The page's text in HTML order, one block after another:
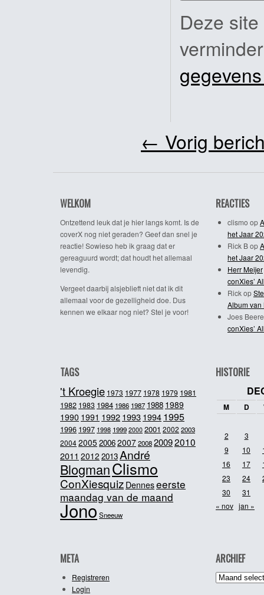
Deze
← Vorig
WELKOM
Ontzettend leuk dat je hier langs komt. Is de
coverX nog niet geraden? Geef dan snel je
reactie! Sowieso heb ik graag dat er
gereaguurd wordt; dat houdt het allemaal
levendig.
Vergeet daarbij alsjeblieft niet dat ik dit
allemaal voor de gezelligheid doe. Dus
kennen we elkaar nog niet? Stel je voor!
REACTIES
clismo op
het Jaar
Rick Bop
het Jaar
Herr Meijer
conXies’
Rickop
Album van
Joes
conXies’
TAGS
't Kroegie 1973 1977 1978 1979 1981
1982 1983 1984 1986 1987 1988 1989
1990 1991 19921993 1994 1995
1996 1997 1998 1999 2000 2001 2002 2003
20042005 20062007200820092010
2011 2012 2013André
BlogmanClismo
ConXiesquiz Denneseerste
maandag van de maand
JonoSneeuw
HISTORIE
M D
2
3
9
10
16
17
23
24
30
31
« nov jan »
META
Registreren
Login
ARCHIEF
Archief